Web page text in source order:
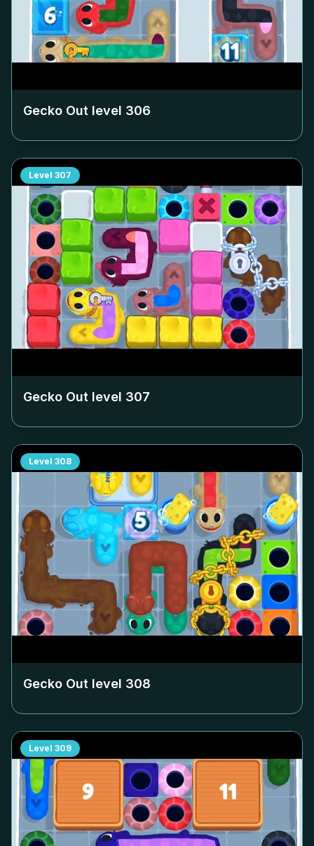
Gecko Out level 306
Level 307
Gecko Out level 307
Level 308
Gecko Out level 308
Level 309